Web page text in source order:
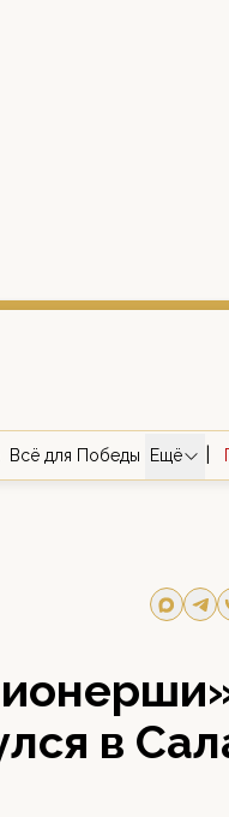
Всё для Победы Ещё
в